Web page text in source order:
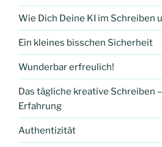
Wie Dich Deine KI im Schreiben
Ein kleines bisschen Sicherheit
Wunderbar erfreulich!
Das tägliche kreative Schreiben
Erfahrung
Authentizität